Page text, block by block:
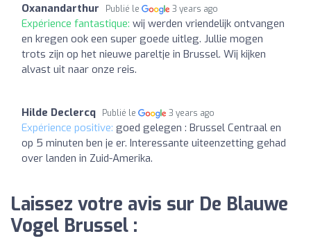
Oxanandarthur Publié le 3 years ago
Expérience fantastique: wij werden vriendelijk ontvangen
en kregen ook een super goede uitleg. Jullie mogen
trots zijn op het nieuwe pareltje in Brussel. Wij kijken
alvast uit naar onze reis.
Hilde Declercq Publié le 3 years ago
Expérience positive: goed gelegen : Brussel Centraal en
op 5 minuten ben je er. Interessante uiteenzetting gehad
over landen in Zuid-Amerika.
Laissez votre avis sur De Blauwe
Vogel Brussel :